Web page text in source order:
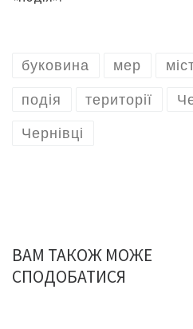
буковина мер
подія території
Чернівці
ВАМ ТАКОЖ МОЖЕ
СПОДОБАТИСЯ